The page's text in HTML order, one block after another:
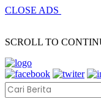
CLOSE ADS
SCROLL TO